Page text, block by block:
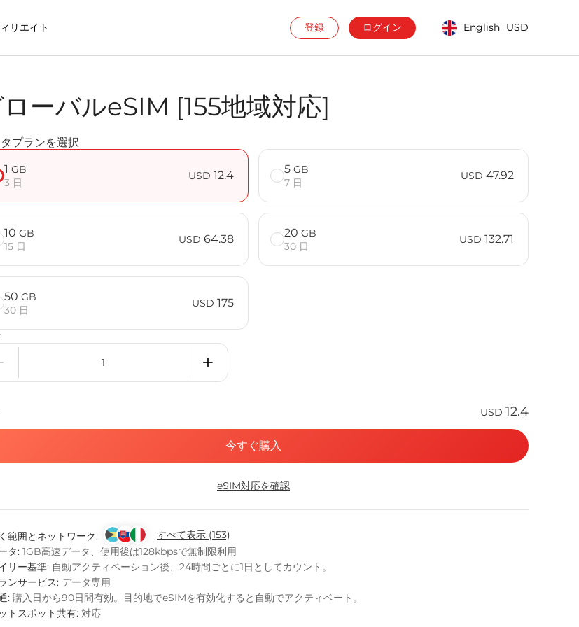
リエイト 登録 ログイン English | USD
メリット
ーバルeSIM [155地域対応]
プランを選択
1 GB
3 日
USD 12.4 5 GB
7 日
USD 47.92
10 GB
15 日
USD 64.38 20 GB
30 日
USD 132.71
50 GB
30 日
USD 175
USD 12.4
今すぐ購入
eSIM対応を確認
範囲とネットワーク:
すべて表示 (153)
タ: 1GB高速データ、使用後は128kbpsで無制限利用
リー基準: 自動アクティベーション後、24時間ごとに1日としてカウント。
ンサービス: データ専用
: 購入日から90日間有効。目的地でeSIMを有効化すると自動でアクティベート。
トスポット共有: 対応